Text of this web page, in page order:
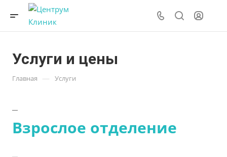
Услуги и цены
Главная — Услуги
Взрослое отделение